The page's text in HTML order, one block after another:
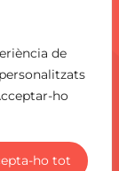
de
ho
ho tot
de
CSC.